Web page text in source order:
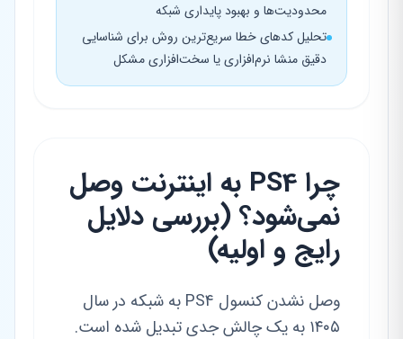
محدودیت‌ها و بهبود پایداری شبکه
تحلیل کدهای خطا سریع‌ترین روش برای شناسایی
دقیق منشا نرم‌افزاری یا سخت‌افزاری مشکل
چرا PS4 به اینترنت وصل
نمی‌شود؟ (بررسی دلایل
رایج و اولیه)
وصل نشدن کنسول PS4 به شبکه در سال
۱۴۰۵ به یک چالش جدی تبدیل شده است.